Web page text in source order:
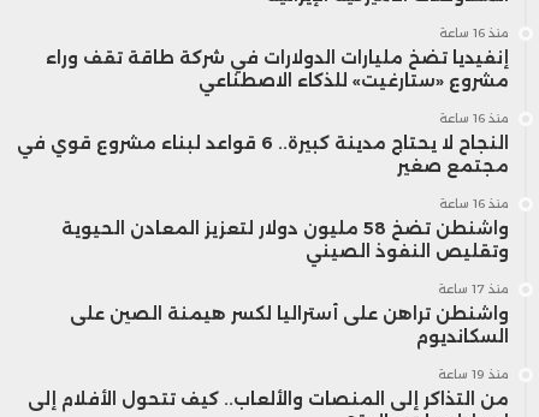
منذ 16 ساعة
إنفيديا تضخ مليارات الدولارات في شركة طاقة تقف وراء
مشروع «ستارغيت» للذكاء الاصطناعي
منذ 16 ساعة
النجاح لا يحتاج مدينة كبيرة.. 6 قواعد لبناء مشروع قوي في
مجتمع صغير
منذ 16 ساعة
واشنطن تضخ 58 مليون دولار لتعزيز المعادن الحيوية
وتقليص النفوذ الصيني
منذ 17 ساعة
واشنطن تراهن على أستراليا لكسر هيمنة الصين على
السكانديوم
منذ 19 ساعة
من التذاكر إلى المنصات والألعاب.. كيف تتحول الأفلام إلى